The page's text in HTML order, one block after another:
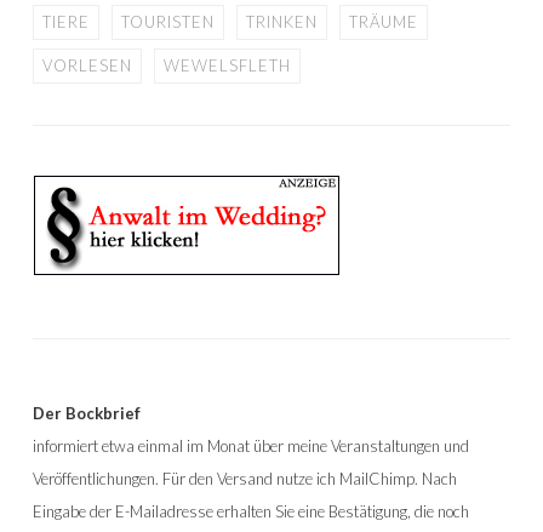
TIERE TOURISTEN TRINKEN TRÄUME
VORLESEN WEWELSFLETH
Der Bockbrief
informiert etwa einmal im Monat über meine Veranstaltungen und
Veröffentlichungen. Für den Versand nutze ich MailChimp. Nach
Eingabe der E-Mailadresse erhalten Sie eine Bestätigung, die noch